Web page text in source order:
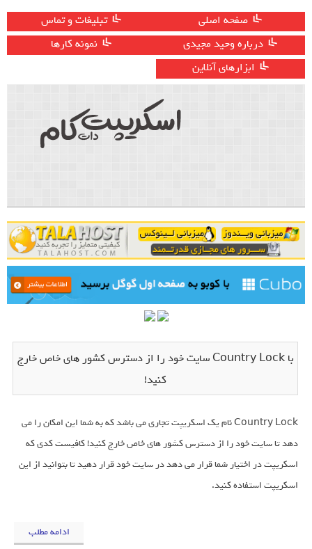
صفحه اصلی
تبلیغات و تماس
درباره وحید مجیدی
نمونه کارها
ابزارهای آنلاین
با Country Lock سایت خود را از دسترس کشور های خاص خارج
کنید!
Country Lock نام یک اسکریپت تجاری می باشد که به شما این امکان را می
دهد تا سایت خود را از دسترس کشور های خاص خارج کنید! کافیست کدی که
اسکریپت در اختیار شما قرار می دهد در سایت خود قرار دهید تا بتوانید از این
اسکریپت استفاده کنید.
ادامه مطلب